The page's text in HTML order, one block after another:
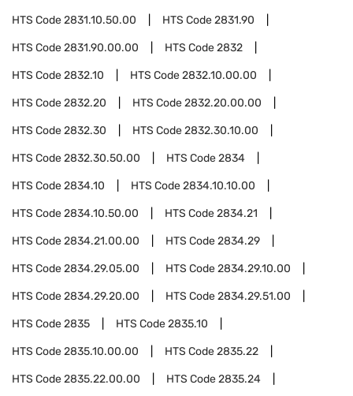
HTS Code2831.10.50.00 HTS Code2831.90
HTS Code2831.90.00.00 HTS Code2832
HTS Code2832.10 HTS Code2832.10.00.00
HTS Code2832.20 HTS Code2832.20.00.00
HTS Code2832.30 HTS Code2832.30.10.00
HTS Code2832.30.50.00 HTS Code2834
HTS Code2834.10 HTS Code2834.10.10.00
HTS Code2834.10.50.00 HTS Code2834.21
HTS Code2834.21.00.00 HTS Code2834.29
HTS Code2834.29.05.00 HTS Code2834.29.10.00
HTS Code2834.29.20.00 HTS Code2834.29.51.00
HTS Code2835 HTS Code2835.10
HTS Code2835.10.00.00 HTS Code2835.22
HTS Code2835.22.00.00 HTS Code2835.24